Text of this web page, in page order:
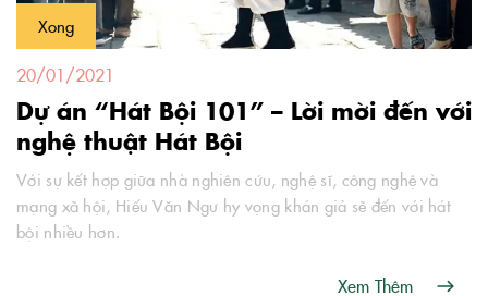
Xong
20/01/2021
Dự án “Hát Bội 101” – Lời mời đến với
nghệ thuật Hát Bội
Với sự kết hợp giữa nhà nghiên cứu, nghệ sĩ, công nghệ và
mạng xã hội, Hiếu Văn Ngư hy vọng khán giả sẽ đến với hát
bội nhiều hơn.
Xem Thêm